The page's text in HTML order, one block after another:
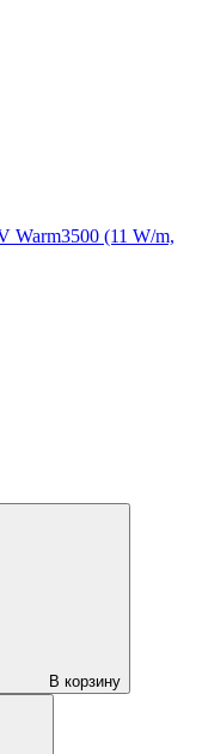
Warm3500 (11 W/m,
В корзину